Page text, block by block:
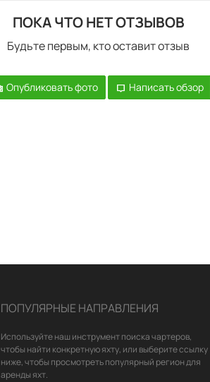
ПОКА ЧТО НЕТ ОТЗЫВОВ
Будьте первым, кто оставит отзыв
Опубликовать фото Написать обзор
ПОПУЛЯРНЫЕ НАПРАВЛЕНИЯ
Используйте наш инструмент поиска чартеров,
чтобы найти конкретную яхту, или выберите ссылку
ниже, чтобы просмотреть популярный регион для
аренды яхт.